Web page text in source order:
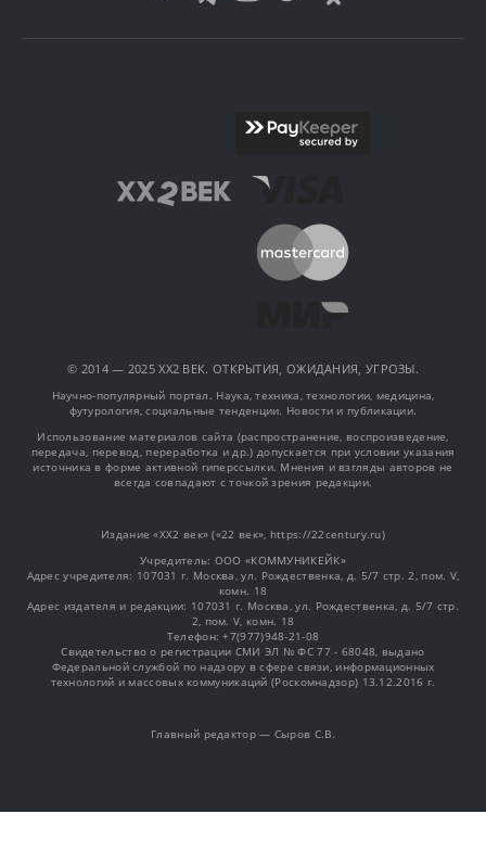
© 2014 — 2025 XX2 ВЕК. ОТКРЫТИЯ, ОЖИДАНИЯ, УГРОЗЫ.
Научно-популярный портал. Наука, техника, технологии, медицина,
футурология, социальные тенденции. Новости и публикации.
Использование материалов сайта (распространение, воспроизведение,
передача, перевод, переработка и др.) допускается при условии указания
источника в форме активной гиперссылки. Мнения и взгляды авторов не
всегда совпадают с точкой зрения редакции.
Издание «XX2 век» («22 век», https://22century.ru)
Учредитель: OOO «КОММУНИКЕЙК»
Адрес учредителя: 107031 г. Москва, ул. Рождественка, д. 5/7 стр. 2, пом. V,
комн. 18
Адрес издателя и редакции: 107031 г. Москва, ул. Рождественка, д. 5/7 стр.
2, пом. V, комн. 18
Телефон: +7(977)948-21-08
Свидетельство о регистрации СМИ ЭЛ № ФС 77 - 68048, выдано
Федеральной службой по надзору в сфере связи, информационных
технологий и массовых коммуникаций (Роскомнадзор) 13.12.2016 г.
Главный редактор — Сыров С.В.